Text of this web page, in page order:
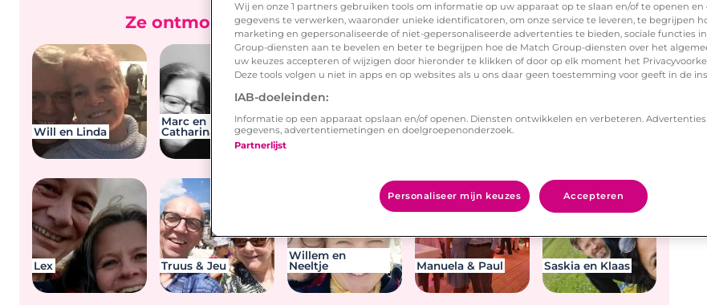
Ze ontmoetten elkaar op Lexa. Wees de volgende!
Will en Linda
Marc en
Catharina
Jayan & Jeroen
Chantall &
Dennis
Lex Truus & Jeu
Willem en
Neeltje
Manuela & Paul Saskia en Klaas
Wij en onze 1 partners gebruiken tools om informatie op uw apparaat op te slaan en/of te openen
gegevens te verwerken, waaronder unieke identificatoren, om onze service te leveren, te begrijpen
marketing en gepersonaliseerde of niet-gepersonaliseerde advertenties te bieden, sociale functies
Group-diensten aan te bevelen en beter te begrijpen hoe de Match Group-diensten over het
uw keuzes accepteren of wijzigen door hieronder te klikken of door op elk moment het
Deze tools volgen u niet in apps en op websites als u ons daar geen toestemming voor geeft in de
IAB-doeleinden:
Informatie op een apparaat opslaan en/of openen. Diensten ontwikkelen en verbeteren.
gegevens, advertentiemetingen en doelgroepenonderzoek.
Partnerlijst
Personaliseer mijn keuzes Accepteren